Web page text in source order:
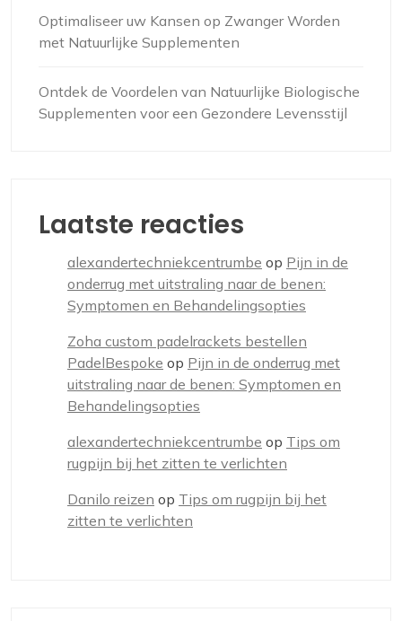
Optimaliseer uw Kansen op Zwanger Worden
met Natuurlijke Supplementen
Ontdek de Voordelen van Natuurlijke Biologische
Supplementen voor een Gezondere Levensstijl
Laatste reacties
alexandertechniekcentrumbe op Pijn in de
onderrug met uitstraling naar de benen:
Symptomen en Behandelingsopties
Zoha custom padelrackets bestellen
PadelBespoke op Pijn in de onderrug met
uitstraling naar de benen: Symptomen en
Behandelingsopties
alexandertechniekcentrumbe op Tips om
rugpijn bij het zitten te verlichten
Danilo reizen op Tips om rugpijn bij het
zitten te verlichten